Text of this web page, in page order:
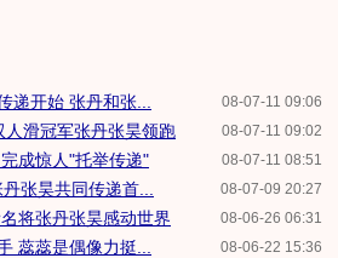
08-07-11 09:06
递开始 张丹和张...
08-07-11 09:02
滑冠军张丹张昊领跑
08-07-11 08:51
成惊人"托举传递"
08-07-09 20:27
张昊共同传递首...
08-06-26 06:31
将张丹张昊感动世界
08-06-22 15:36
蕊蕊是偶像力挺...